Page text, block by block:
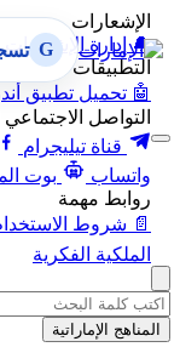
الإشعارات
🔔 إدارة الإشعارات
التطبيقات
🤖 تحميل تطبيق
التواصل الاجتماعي |
قناة تيليجرام
واتساب
بوت
روابط مهمة
📄 شروط
الملكية الفكرية
G
المناهج الإماراتية